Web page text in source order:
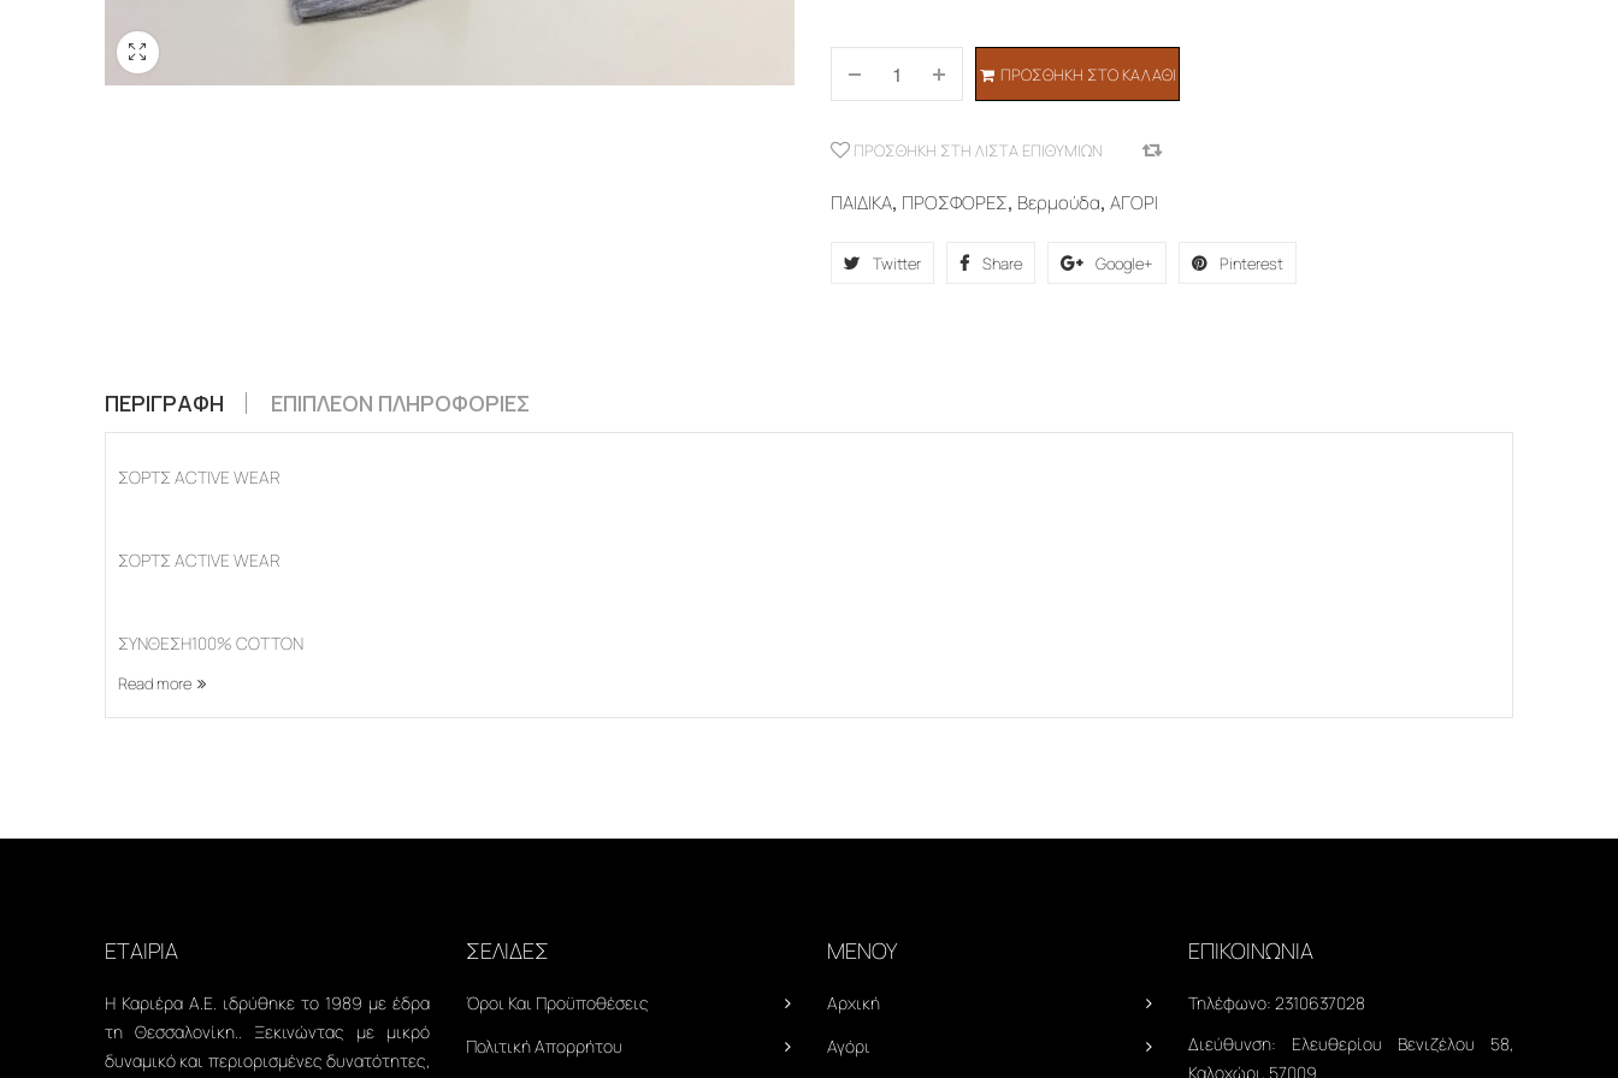
ΠΡΟΣΘΉΚΗ ΣΤΟ ΚΑΛΆΘΙ
ΠΡΟΣΘΉΚΗ ΣΤΗ ΛΊΣΤΑ ΕΠΙΘΥΜΙΏΝ
ΠΑΙΔΙΚΑ, ΠΡΟΣΦΟΡΕΣ, Βερμούδα,ΑΓΟΡΙ
Twitter Share Google+ Pinterest
ΠΕΡΙΓΡΑΦΉ ΕΠΙΠΛΈΟΝ ΠΛΗΡΟΦΟΡΊΕΣ
ΣΟΡΤΣ ACTIVE WEAR
ΣΟΡΤΣ ACTIVE WEAR
ΣΥΝΘΕΣΗ100% COTTON
Read more
ΕΤΑΙΡΙΑ
Η Καριέρα Α.Ε. ιδρύθηκε το 1989 με έδρα
τη Θεσσαλονίκη.. Ξεκινώντας με μικρό
δυναμικό και περιορισμένες δυνατότητες,
ΣΕΛΙΔΕΣ
Όροι Και Προϋποθέσεις
Πολιτική Απορρήτου
ΜΕΝΟΥ
Αρχική
Αγόρι
ΕΠΙΚΟΙΝΩΝΙΑ
Τηλέφωνο: 2310637028
Διεύθυνση: Ελευθερίου Βενιζέλου 58,
Καλοχώρι, 57009